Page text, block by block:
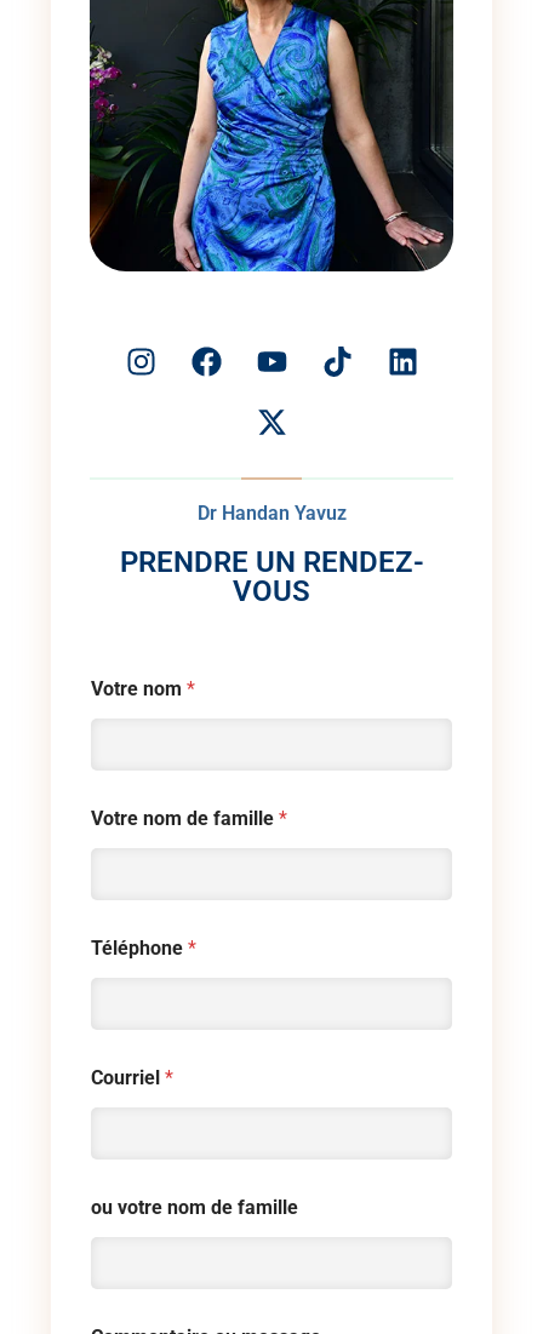
Dr Handan Yavuz
PRENDRE UN RENDEZ-
VOUS
Votre nom *
Votre nom de famille *
Téléphone *
Courriel *
ou votre nom de famille